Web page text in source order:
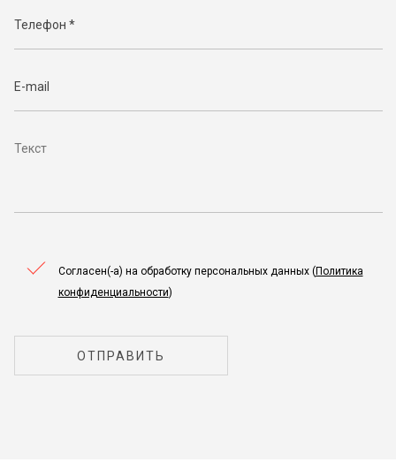
Согласен(-а) на обработку персональных данных (Политика
конфиденциальности)
ОТПРАВИТЬ